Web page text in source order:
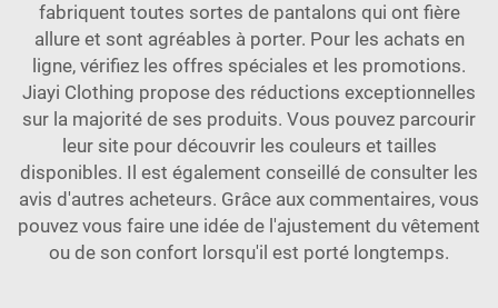
fabriquent toutes sortes de pantalons qui ont fière
allure et sont agréables à porter. Pour les achats en
ligne, vérifiez les offres spéciales et les promotions.
Jiayi Clothing propose des réductions exceptionnelles
sur la majorité de ses produits. Vous pouvez parcourir
leur site pour découvrir les couleurs et tailles
disponibles. Il est également conseillé de consulter les
avis d'autres acheteurs. Grâce aux commentaires, vous
pouvez vous faire une idée de l'ajustement du vêtement
ou de son confort lorsqu'il est porté longtemps.